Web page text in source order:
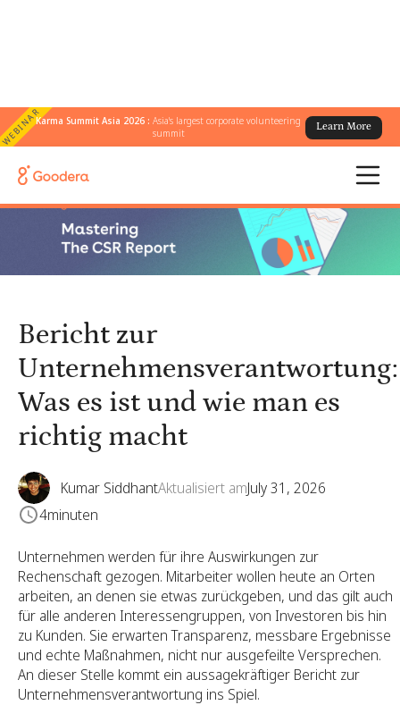
WEBINARKarma Summit Asia 2026 :Asia's largest corporate volunteering
summit
Learn More
← Alle Blogs
es richtig macht
Bericht zur
Unternehmensverantwortung:
Was es ist und wie man es
richtig macht
Kumar SiddhantAktualisiert amJuly 31, 2026
4minuten
Unternehmen werden für ihre Auswirkungen zur
Rechenschaft gezogen. Mitarbeiter wollen heute an Orten
arbeiten, an denen sie etwas zurückgeben, und das gilt auch
für alle anderen Interessengruppen, von Investoren bis hin
zu Kunden. Sie erwarten Transparenz, messbare Ergebnisse
und echte Maßnahmen, nicht nur ausgefeilte Versprechen.
An dieser Stelle kommt ein aussagekräftiger Bericht zur
Unternehmensverantwortung ins Spiel.